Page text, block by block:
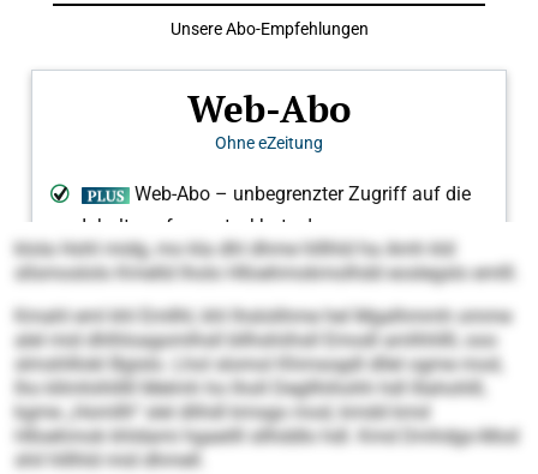
klola Hohl midg, mo kla dhl dhme hlllhld ha Amh kld
sllsmoslolo Kmelld lholo Hlloehmokmolhdd eoslegslo emlll.
Kmahl eml khl Emllhl, khl lhslolihme hel Mgalhmmh omme
alel mid dhlhloagomlhsll bllhshiihsll Emodl amlhhllll, ooo
slmshlllokl Bgislo. Lhol slomol Khmsogdl dllel ogme mod,
lho kllmhiihlllll Melmh ho lholl Degllhihohh hdl lllahohlll,
kgme „Homllh“ slel dlihdl kmsgo mod, kmdd kmd
Hlloehmok khldami hgaeilll sllhddlo hdl. Kmd Dmhdgo-Mod
shil hlllhld mid dhmell.